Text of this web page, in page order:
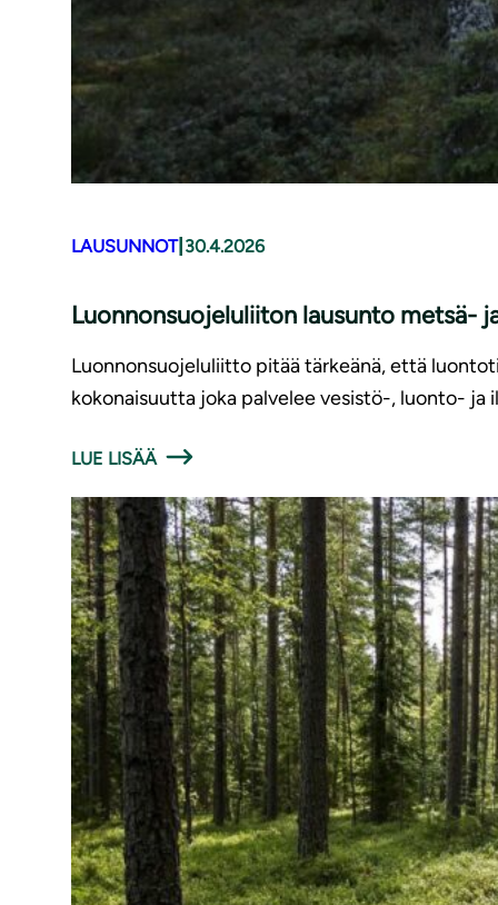
LAUSUNNOT| 30.4.2026
Luonnonsuojeluliiton lausunto metsä-
Luonnonsuojeluliitto pitää tärkeänä, että
kokonaisuutta joka palvelee vesistö-, luonto-
LUE LISÄÄ